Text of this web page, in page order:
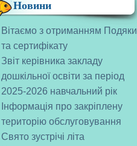
Новини
Вітаємо з отриманням Подяки
та сертифікату
Звіт керівника закладу
дошкільної освіти за період
2025-2026 навчальний рік
Інформація про закріплену
територію обслуговування
Свято зустрічі літа